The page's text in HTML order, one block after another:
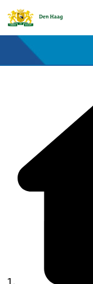
Bronnen en